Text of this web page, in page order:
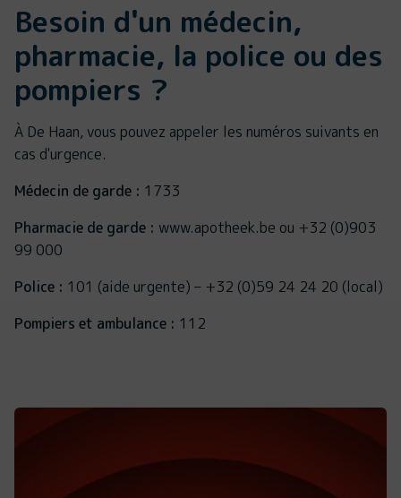
Besoin d'un médecin,
pharmacie, la police ou des
pompiers ?
À De Haan, vous pouvez appeler les numéros suivants en
cas d'urgence.
Médecin de garde : 1733
Pharmacie de garde : www.apotheek.be ou +32 (0)903
99 000
Police : 101 (aide urgente) – +32 (0)59 24 24 20 (local)
Pompiers et ambulance : 112